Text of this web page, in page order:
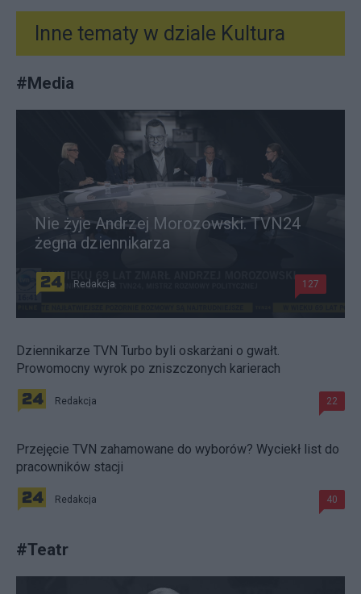
Inne tematy w dziale Kultura
#Media
Nie żyje Andrzej Morozowski. TVN24
żegna dziennikarza
Redakcja 127
Dziennikarze TVN Turbo byli oskarżani o gwałt.
Prowomocny wyrok po zniszczonych karierach
Redakcja 22
Przejęcie TVN zahamowane do wyborów? Wyciekł list do
pracowników stacji
Redakcja 40
#Teatr